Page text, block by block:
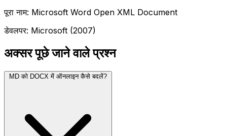
पूरा नाम: Microsoft Word Open XML Document
डेवलपर: Microsoft (2007)
अक्सर पूछे जाने वाले प्रश्न
MD को DOCX में ऑनलाइन कैसे बदलें?